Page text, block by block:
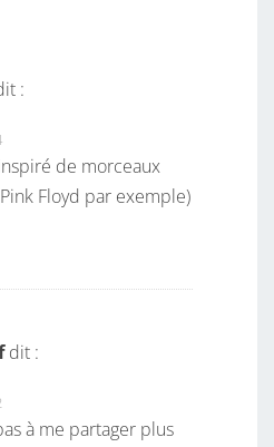
:
de morceaux
Floyd par exemple)
dit :
à me partager plus